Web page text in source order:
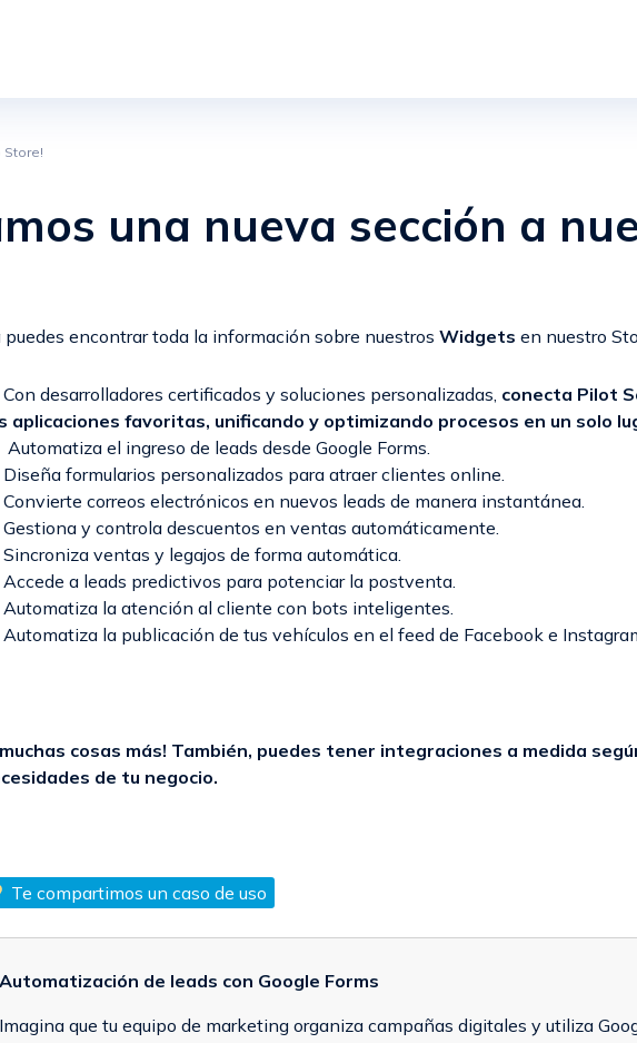
Store!
una nueva sección a
puedes encontrar toda la información sobre nuestros Widgets en nuestro
Con desarrolladores certificados y soluciones personalizadas, conecta Pilot
aplicaciones favoritas, unificando y optimizando procesos en un solo
Automatiza el ingreso de leads desde Google Forms.
Diseña formularios personalizados para atraer clientes online.
Convierte correos electrónicos en nuevos leads de manera instantánea.
Gestiona y controla descuentos en ventas automáticamente.
Sincroniza ventas y legajos de forma automática.
Accede a leads predictivos para potenciar la postventa.
Automatiza la atención al cliente con bots inteligentes.
Automatiza la publicación de tus vehículos en el feed de Facebook e
muchas cosas más! También, puedes tener integraciones a medida
de tu negocio.
Te compartimos un caso de uso
Automatización de leads con Google Forms
Imagina que tu equipo de marketing organiza campañas digitales y utiliza